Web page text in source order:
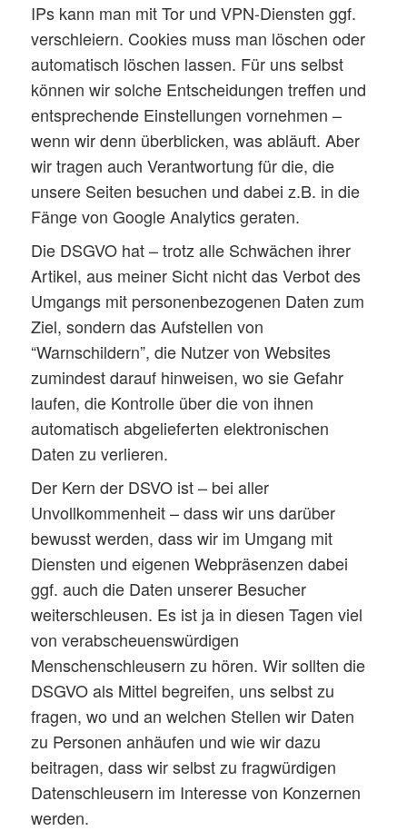
IPs kann man mit Tor und VPN-Diensten ggf.
verschleiern. Cookies muss man löschen oder
automatisch löschen lassen. Für uns selbst
können wir solche Entscheidungen treffen und
entsprechende Einstellungen vornehmen –
wenn wir denn überblicken, was abläuft. Aber
wir tragen auch Verantwortung für die, die
unsere Seiten besuchen und dabei z.B. in die
Fänge von Google Analytics geraten.
Die DSGVO hat – trotz alle Schwächen ihrer
Artikel, aus meiner Sicht nicht das Verbot des
Umgangs mit personenbezogenen Daten zum
Ziel, sondern das Aufstellen von
“Warnschildern”, die Nutzer von Websites
zumindest darauf hinweisen, wo sie Gefahr
laufen, die Kontrolle über die von ihnen
automatisch abgelieferten elektronischen
Daten zu verlieren.
Der Kern der DSVO ist – bei aller
Unvollkommenheit – dass wir uns darüber
bewusst werden, dass wir im Umgang mit
Diensten und eigenen Webpräsenzen dabei
ggf. auch die Daten unserer Besucher
weiterschleusen. Es ist ja in diesen Tagen viel
von verabscheuenswürdigen
Menschenschleusern zu hören. Wir sollten die
DSGVO als Mittel begreifen, uns selbst zu
fragen, wo und an welchen Stellen wir Daten
zu Personen anhäufen und wie wir dazu
beitragen, dass wir selbst zu fragwürdigen
Datenschleusern im Interesse von Konzernen
werden.